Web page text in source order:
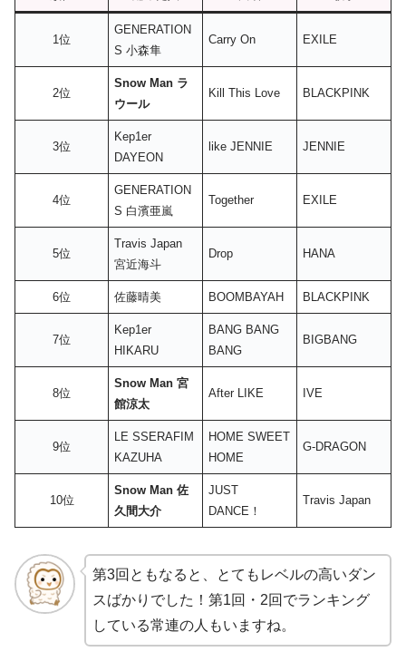
1位
GENERATION
S 小森隼
Carry On EXILE
2位
Snow Man ラ
ウール
Kill This Love BLACKPINK
3位
Kep1er
DAYEON
like JENNIE JENNIE
4位
GENERATION
S 白濱亜嵐
Together EXILE
5位
Travis Japan
宮近海斗
Drop HANA
6位 佐藤晴美 BOOMBAYAH BLACKPINK
7位
Kep1er
HIKARU
BANG BANG
BANG
BIGBANG
8位
Snow Man 宮
館涼太
After LIKE IVE
9位
LE SSERAFIM
KAZUHA
HOME SWEET
HOME
G-DRAGON
10位
Snow Man 佐
久間大介
JUST
DANCE！
Travis Japan
第3回ともなると、とてもレベルの高いダン
スばかりでした！第1回・2回でランキング
している常連の人もいますね。